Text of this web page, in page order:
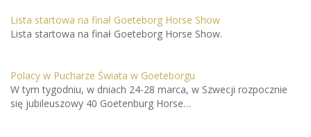
Lista startowa na finał Goeteborg Horse Show
Lista startowa na finał Goeteborg Horse Show.
Polacy w Pucharze Świata w Goeteborgu
W tym tygodniu, w dniach 24-28 marca, w Szwecji rozpocznie
się jubileuszowy 40 Goetenburg Horse…